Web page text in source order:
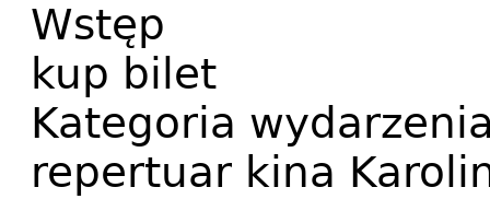
Wstęp
kup bilet
Kategoria
repertuar kina